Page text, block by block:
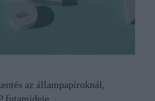
az állampapíroknál,
futamideje